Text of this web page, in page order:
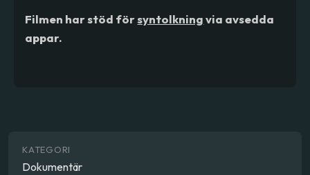
Filmen har stöd försyntolkningvia avsedda
appar.
KATEGORI
Dokumentär